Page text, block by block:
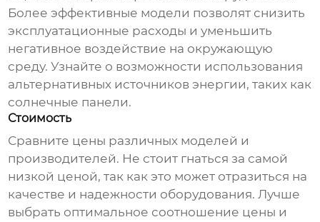
Более эффективные модели позволят снизить
эксплуатационные расходы и уменьшить
негативное воздействие на окружающую
среду. Узнайте о возможности использования
альтернативных источников энергии, таких как
солнечные панели.
Стоимость
Сравните цены различных моделей и
производителей. Не стоит гнаться за самой
низкой ценой, так как это может отразиться на
качестве и надежности оборудования. Лучше
выбрать оптимальное соотношение цены и